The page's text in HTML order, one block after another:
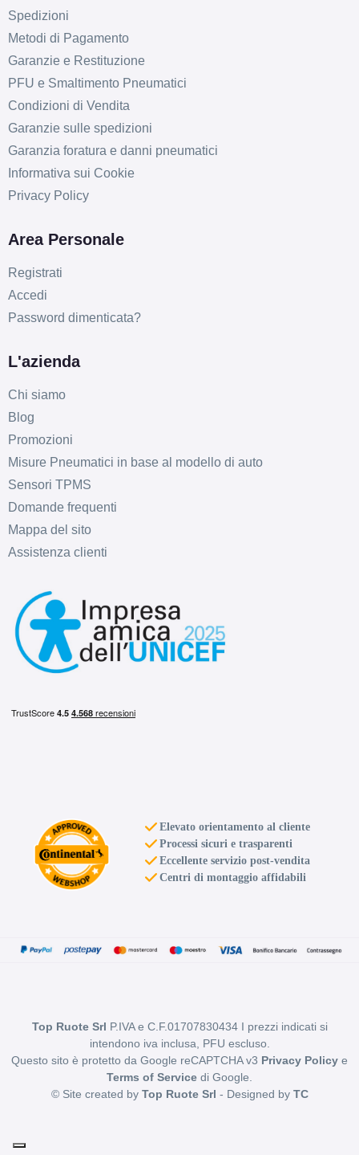
Spedizioni
Metodi di Pagamento
Garanzie e Restituzione
PFU e Smaltimento Pneumatici
Condizioni di Vendita
Garanzie sulle spedizioni
Garanzia foratura e danni pneumatici
Informativa sui Cookie
Privacy Policy
Area Personale
Registrati
Accedi
Password dimenticata?
L'azienda
Chi siamo
Blog
Promozioni
Misure Pneumatici in base al modello di auto
Sensori TPMS
Domande frequenti
Mappa del sito
Assistenza clienti
Elevato orientamento al cliente
Processi sicuri e trasparenti
Eccellente servizio post-vendita
Centri di montaggio affidabili
Top Ruote Srl P.IVA e C.F.01707830434 I prezzi indicati si
intendono iva inclusa, PFU escluso.
Questo sito è protetto da Google reCAPTCHA v3 Privacy Policy e
Terms of Service di Google.
© Site created by Top Ruote Srl - Designed by TC